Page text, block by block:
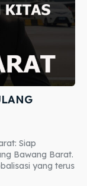
Siap
Bawang Barat.
yang terus